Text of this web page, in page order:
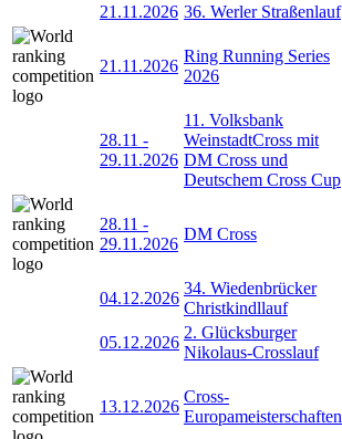
21.11.2026 36. Werler Straßenlauf
21.11.2026
Ring Running Series
2026
28.11 -
29.11.2026
11. Volksbank
WeinstadtCross mit
DM Cross und
Deutschem Cross Cup
28.11 -
29.11.2026
DM Cross
04.12.2026
34. Wiedenbrücker
Christkindllauf
05.12.2026
2. Glücksburger
Nikolaus-Crosslauf
13.12.2026
Cross-
Europameisterschaften